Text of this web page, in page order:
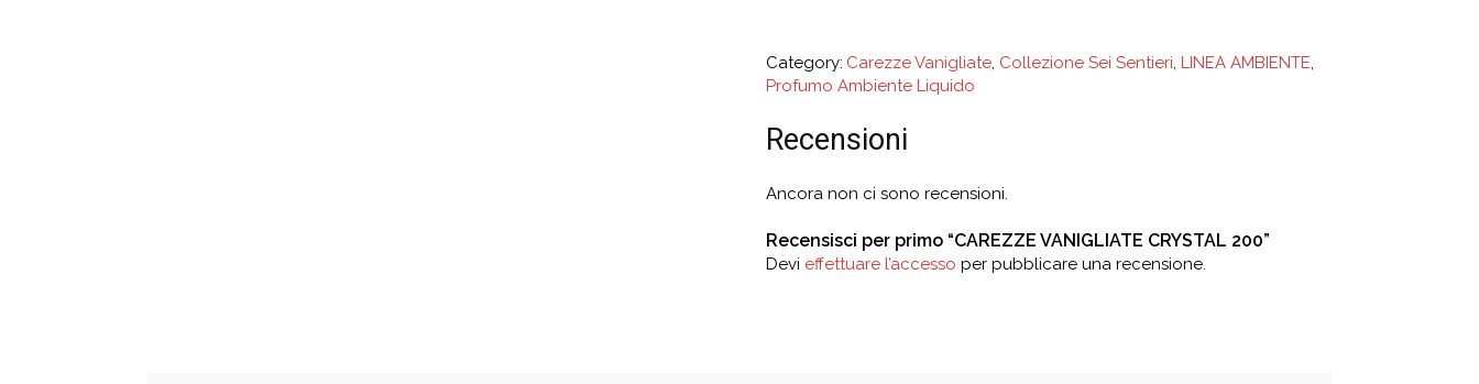
Category: Carezze Vanigliate, Collezione Sei Sentieri, LINEA AMBIENTE,
Profumo Ambiente Liquido
Recensioni
Ancora non ci sono recensioni.
Recensisci per primo “CAREZZE VANIGLIATE CRYSTAL 200”
Devi effettuare l’accesso per pubblicare una recensione.